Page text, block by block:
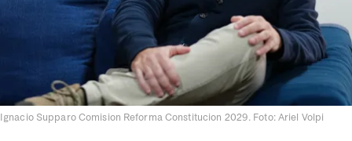
Ignacio Supparo Comision Reforma Constitucion 2029. Foto: Ariel Volpi